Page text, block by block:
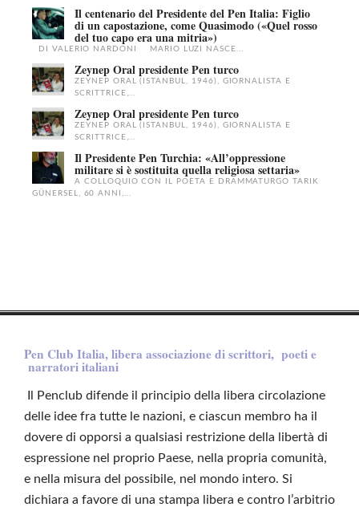
Il centenario del Presidente del Pen Italia: Figlio
di un capostazione, come Quasimodo («Quel rosso
del tuo capo era una mitria»)
DI VALERIO NARDONI MARIO LUZI NASCE...
Zeynep Oral presidente Pen turco
ZEYNEP ORAL (ISTANBUL, 1946), GIORNALISTA E
SCRITTRICE,...
Zeynep Oral presidente Pen turco
ZEYNEP ORAL (ISTANBUL, 1946), GIORNALISTA E
SCRITTRICE,...
Il Presidente Pen Turchia: «All’oppressione
militare si è sostituita quella religiosa settaria»
A COLLOQUIO CON IL POETA E DRAMMATURGO TARIK
GÜNERSEL, 60 ANNI,...
Pen Club Italia, libera associazione di scrittori, poeti e
narratori italiani
Il Penclub difende il principio della libera circolazione
delle idee fra tutte le nazioni, e ciascun membro ha il
dovere di opporsi a qualsiasi restrizione della libertà di
espressione nel proprio Paese, nella propria comunità,
e nella misura del possibile, nel mondo intero. Si
dichiara a favore di una stampa libera e contro l’arbitrio